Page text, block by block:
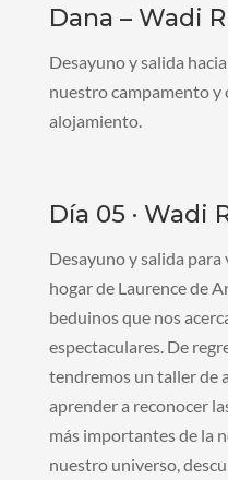
Dana – Wadi
Desayuno y salida
nuestro campamento y
alojamiento.
Día 05 · Wadi
Desayuno y salida
hogar de Laurence de
beduinos que nos
espectaculares. De
tendremos un taller de
aprender a reconocer
más importantes de la
nuestro universo,